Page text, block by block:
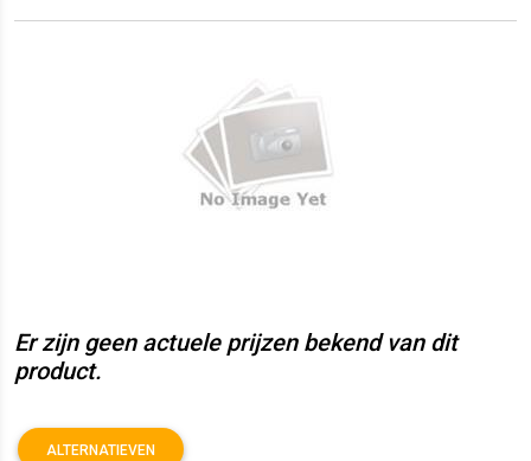
Er zijn geen actuele prijzen bekend van dit
product.
ALTERNATIEVEN